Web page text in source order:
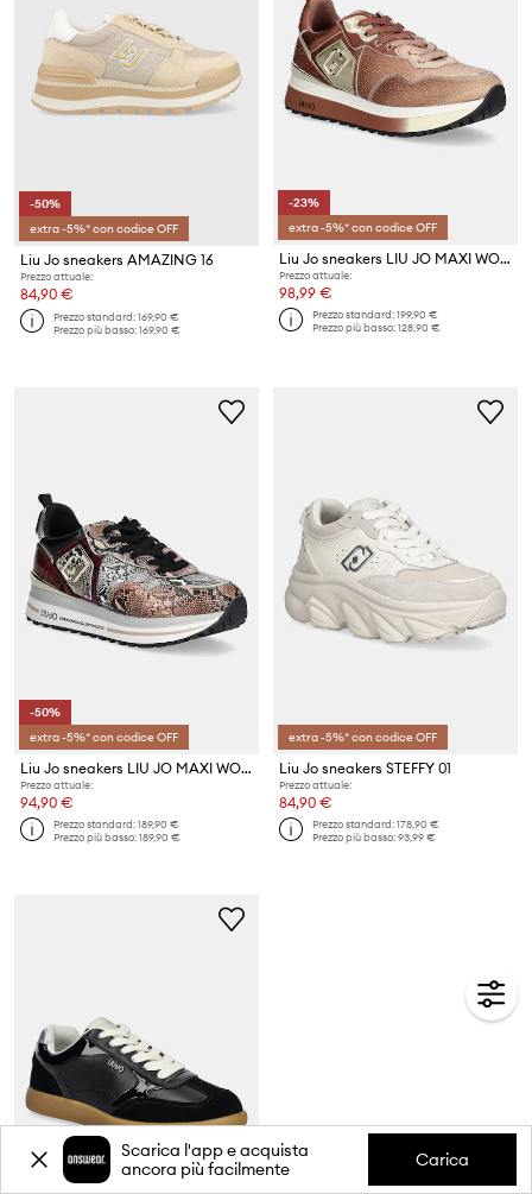
-50%
extra -5%* con codice OFF
Liu Jo sneakers AMAZING 16
Prezzo attuale:
84,90 €
Prezzo standard:169,90 €
Prezzo più basso:169,90 €
-23%
extra -5%* con codice OFF
Liu Jo sneakers LIU JO MAXI WONDER 01
Prezzo attuale:
98,99 €
Prezzo standard:199,90 €
Prezzo più basso:128,90 €
-50%
extra -5%* con codice OFF
Liu Jo sneakers LIU JO MAXI WONDER 01
Prezzo attuale:
94,90 €
Prezzo standard:189,90 €
Prezzo più basso:189,90 €
extra -5%* con codice OFF
Liu Jo sneakers STEFFY 01
Prezzo attuale:
84,90 €
Prezzo standard:178,90 €
Prezzo più basso:93,99 €
Scarica l'app e acquista
ancora più facilmente
Carica